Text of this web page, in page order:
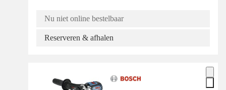
Nu niet online bestelbaar
Reserveren & afhalen